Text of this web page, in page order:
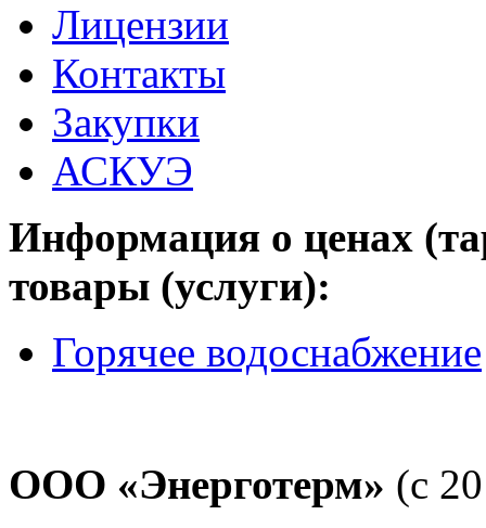
Лицензии
Контакты
Закупки
АСКУЭ
Информация о ценах
товары (услуги):
Горячее водоснабжение
ООО «Энерготерм» (с